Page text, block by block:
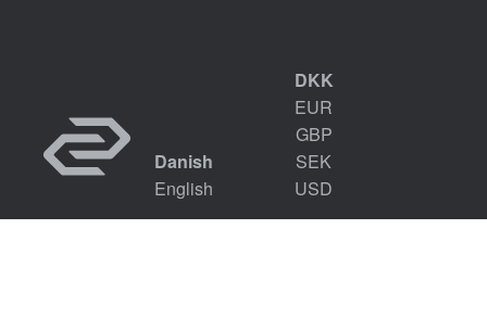
Danish
English
DKK
EUR
GBP
SEK
USD